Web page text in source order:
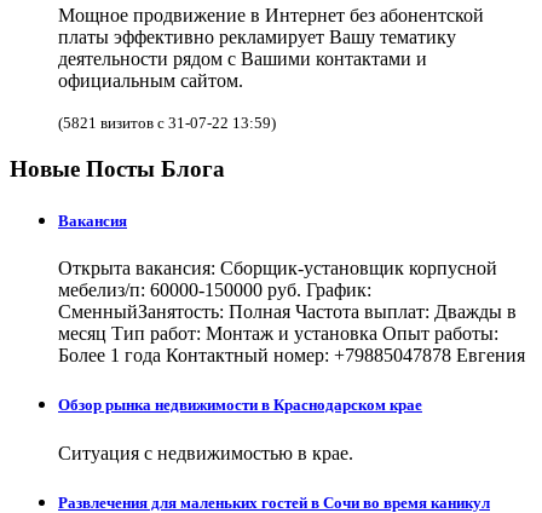
Мощное продвижение в Интернет без абонентской
платы эффективно рекламирует Вашу тематику
деятельности рядом с Вашими контактами и
официальным сайтом.
(5821 визитов с 31-07-22 13:59)
Новые Посты Блога
Вакансия
Открыта вакансия: Сборщик-установщик корпусной
мебелиз/п: 60000-150000 руб. График:
СменныйЗанятость: Полная Частота выплат: Дважды в
месяц Тип работ: Монтаж и установка Опыт работы:
Более 1 года Контактный номер: +79885047878 Евгения
Обзор рынка недвижимости в Краснодарском крае
Ситуация с недвижимостью в крае.
Развлечения для маленьких гостей в Сочи во время каникул